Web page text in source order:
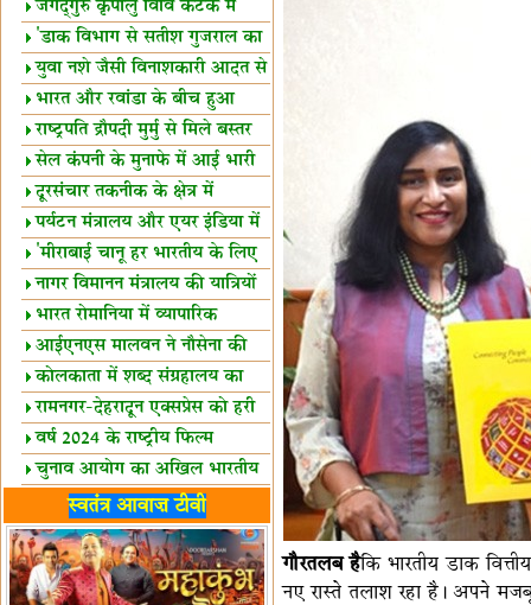
स्थल घोषित
जगद्गुरु कृपालु विवि कटक में
शैक्षिक सत्र शुरू
'डाक विभाग से सतीश गुजराल का
रिश्ता गहरा'
युवा नशे जैसी विनाशकारी आदत से
दूर रहें-मोदी
भारत और रवांडा के बीच हुआ
व्यापार विस्तार
राष्ट्रपति द्रौपदी मुर्मु से मिले बस्तर
के प्रतिनिधि
सेल कंपनी के मुनाफे में आई भारी
उछाल!
दूरसंचार तकनीक के क्षेत्र में
उत्कृष्टता पुरस्कार
पर्यटन मंत्रालय और एयर इंडिया में
समझौता
'मीराबाई चानू हर भारतीय के लिए
प्रेरणा'
नागर विमानन मंत्रालय की यात्रियों
को सलाह
भारत रोमानिया में व्यापारिक
साझेदारियां
आईएनएस मालवन ने नौसेना की
ताकत बढ़ाई
कोलकाता में शब्द संग्रहालय का
उद्घाटन
रामनगर-देहरादून एक्सप्रेस को हरी
झंडीवर्ष 2024 के राष्ट्रीय फिल्म
पुरस्कारों की घोषणा
चुनाव आयोग का अखिल भारतीय
मीडिया सम्मेलन
भारत में केवड़े का अस्तित्‍व 24
लाख वर्ष!
लखनऊ में 'एक राष्ट्र एक चुनाव'
पर बैठक
विधानमंडल लोकतंत्र की पाठशाला
हैं-बिरला
'द वॉयस ऑफ जस्टिस: जस्टिस
स्वतंत्र आवाज़ टीवी
गौरतलब हैकि भारतीय डाक
नए रास्ते तलाश रहा है। अपने